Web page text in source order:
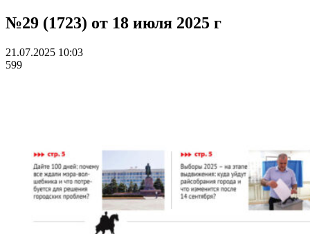
№29 (1723) от 18 июля 2025 г
21.07.2025 10:03
599